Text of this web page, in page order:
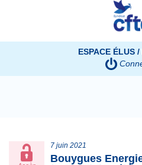
ESPACE ÉLUS
7 juin 2021
Bouygues
Panneau de gestion des cookies